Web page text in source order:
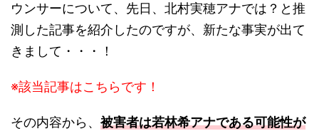
ウンサーについて、先日、北村実穂アナでは？と推
測した記事を紹介したのですが、新たな事実が出て
きまして・・・！
※該当記事はこちらです！
その内容から、被害者は若林希アナである可能性が